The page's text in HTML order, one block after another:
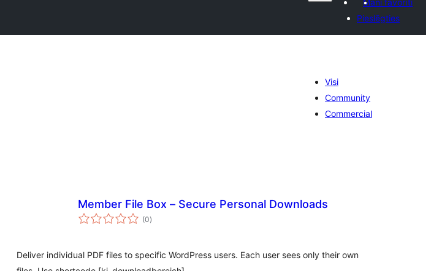
Mani favorīti
Pieslēgties
Visi
Community
Commercial
Member File Box – Secure Personal Downloads
(0vērtējumu
kopsumma
)
Deliver individual PDF files to specific WordPress users. Each user sees only their own